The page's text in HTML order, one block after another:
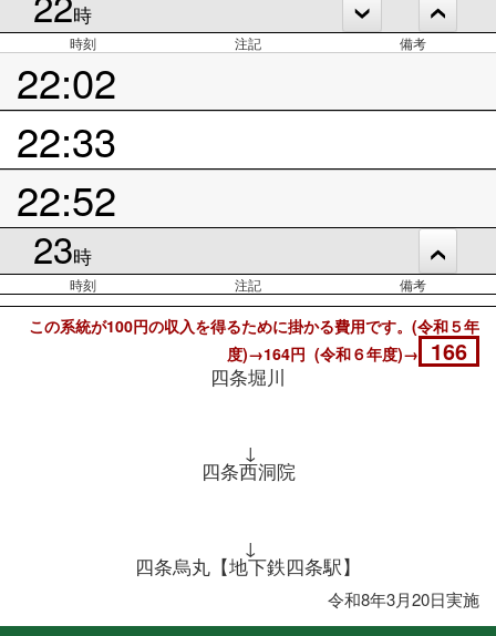
時
時刻 注記 備考
22:02
22:33
22:52
23時
時刻 注記 備考
この系統が100円の収入を得るために掛かる費用です。(令和５年
度)→164円 (令和６年度)→
166
四条堀川
↓
四条西洞院
↓
四条烏丸【地下鉄四条駅】
令和8年3月20日実施